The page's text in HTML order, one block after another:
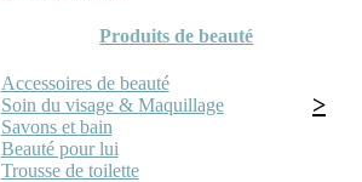
Produits de beauté
Accessoires de beauté
Soin du visage & Maquillage
Savons et bain
Beauté pour lui
Trousse de toilette